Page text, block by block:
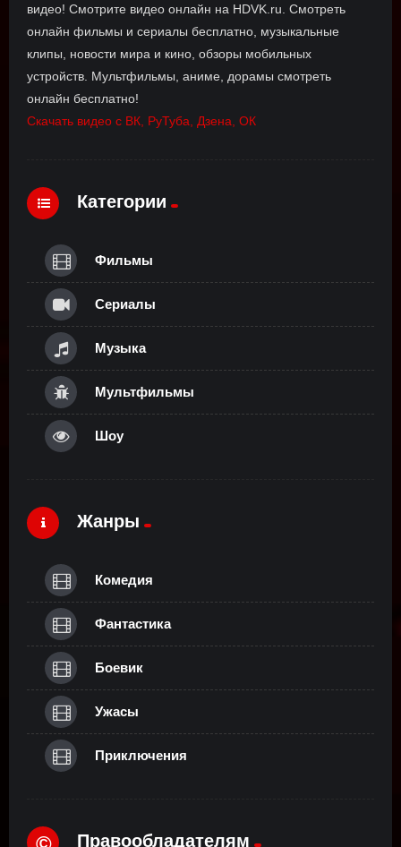
видео! Смотрите видео онлайн на HDVK.ru. Смотреть
онлайн фильмы и сериалы бесплатно, музыкальные
клипы, новости мира и кино, обзоры мобильных
устройств. Мультфильмы, аниме, дорамы смотреть
онлайн бесплатно!
Скачать видео с ВК, РуТуба, Дзена, ОК
Категории
Фильмы
Сериалы
Музыка
Мультфильмы
Шоу
Жанры
Комедия
Фантастика
Боевик
Ужасы
Приключения
Правообладателям